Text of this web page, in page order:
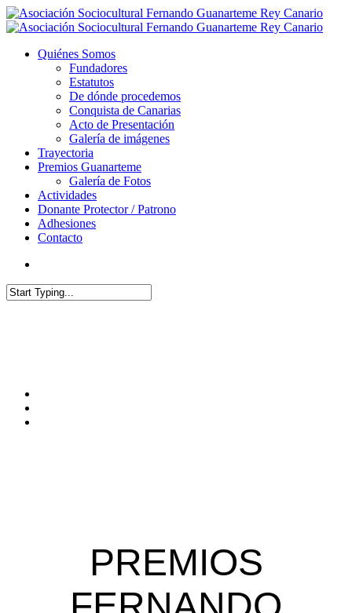
Quiénes Somos
Fundadores
Estatutos
De dónde procedemos
Conquista de Canarias
Acto de Presentación
Galería de imágenes
Trayectoria
Premios Guanarteme
Galería de Fotos
Actividades
Donante Protector / Patrono
Adhesiones
Contacto
PREMIOS